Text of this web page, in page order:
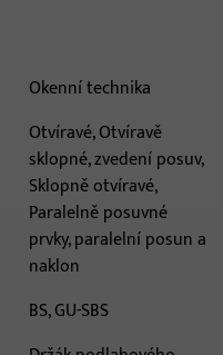
Okenní technika
Otvíravé, Otvíravě
sklopné, zvedení posuv,
Sklopně otvíravé,
Paralelně posuvné
prvky, paralelní posun a
naklon
BS, GU-SBS